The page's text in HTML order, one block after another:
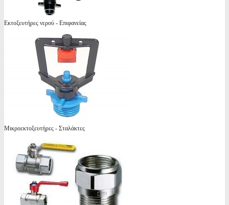
Εκτοξευτήρες νερού - Επιφανείας
Μικροεκτοξευτήρες - Σταλάκτες